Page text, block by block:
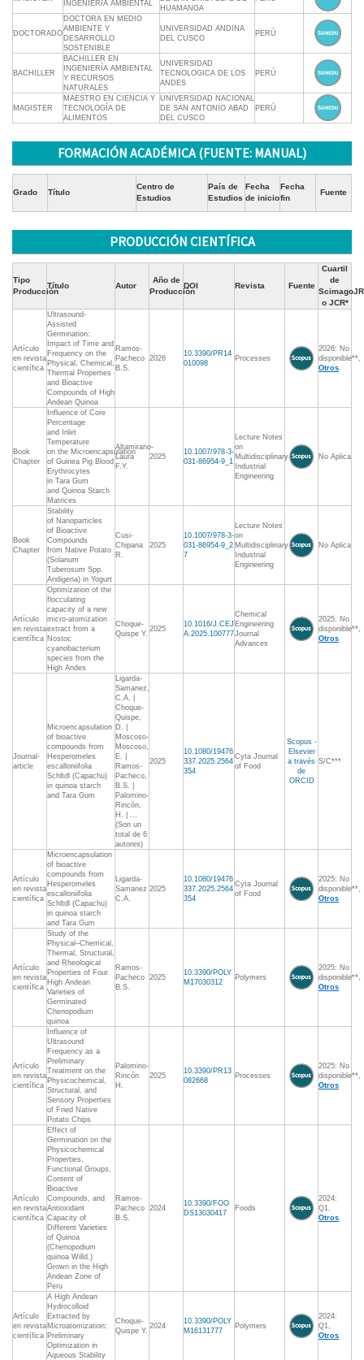
INGENIERIA AMBIENTAL
HUAMANGA
DOCTORADO
DOCTORA EN MEDIO
AMBIENTE Y
DESARROLLO
SOSTENIBLE
UNIVERSIDAD ANDINA
DEL CUSCO
PERÚ
BACHILLER
BACHILLER EN
INGENIERÍA AMBIENTAL
Y RECURSOS
NATURALES
UNIVERSIDAD
TECNOLOGICA DE LOS
ANDES
PERÚ
MAGISTER
MAESTRO EN CIENCIA Y
TECNOLOGÍA DE
ALIMENTOS
UNIVERSIDAD NACIONAL
DE SAN ANTONIO ABAD
DEL CUSCO
PERÚ
FORMACIÓN ACADÉMICA (FUENTE: MANUAL)
Grado Título
Centro de
Estudios
País de
Estudios
Fecha
de inicio
Fecha
fin
Fuente
PRODUCCIÓN CIENTÍFICA
Tipo
Producción
Título Autor
Año de
Producción
DOI Revista Fuente
Cuartil
de
ScimagoJR
o JCR*
Artículo
en revista
científica
Ultrasound-
Assisted
Germination:
Impact of Time and
Frequency on the
Physical, Chemical,
Thermal Properties
and Bioactive
Compounds of High
Andean Quinoa
Ramos-
Pacheco
B.S.
2026
10.3390/PR14
010098
Processes
2026: No
disponible**,
Otros
Book
Chapter
Influence of Core
Percentage
and Inlet
Temperature
on the Microencapsulation
of Guinea Pig Blood
Erythrocytes
in Tara Gum
and Quinoa Starch
Matrices
Altamirano-
Laura
F.Y.
2025
10.1007/978-3-
031-86954-9_1
Lecture Notes
on
Multidisciplinary
Industrial
Engineering
No Aplica
Book
Chapter
Stability
of Nanoparticles
of Bioactive
Compounds
from Native Potato
(Solanum
Tuberosum Spp.
Andigena) in Yogurt
Cusi-
Chipana
R.
2025
10.1007/978-3-
031-86954-9_2
7
Lecture Notes
on
Multidisciplinary
Industrial
Engineering
No Aplica
Artículo
en revista
científica
Optimization of the
flocculating
capacity of a new
micro-atomization
extract from a
Nostoc
cyanobacterium
species from the
High Andes
Choque-
Quispe Y.
2025
10.1016/J.CEJ
A.2025.100777
Chemical
Engineering
Journal
Advances
2025: No
disponible**,
Otros
Journal-
article
Microencapsulation
of bioactive
compounds from
Hesperomeles
escalloniifolia
Schltdl (Capachu)
in quinoa starch
and Tara Gum
Ligarda-
Samanez,
C.A. |
Choque-
Quispe,
D. |
Moscoso-
Moscoso,
E. |
Ramos-
Pacheco,
B.S. |
Palomino-
Rincón,
H. | ...
(Son un
total de 6
autores)
2025
10.1080/19476
337.2025.2564
354
Cyta Journal
of Food
Scopus -
Elsevier
a través
de
ORCID
S/C***
Artículo
en revista
científica
Microencapsulation
of bioactive
compounds from
Hesperomeles
escalloniifolia
Schltdl (Capachu)
in quinoa starch
and Tara Gum
Ligarda-
Samanez
C.A.
2025
10.1080/19476
337.2025.2564
354
Cyta Journal
of Food
2025: No
disponible**,
Otros
Artículo
en revista
científica
Study of the
Physical–Chemical,
Thermal, Structural,
and Rheological
Properties of Four
High Andean
Varieties of
Germinated
Chenopodium
quinoa
Ramos-
Pacheco
B.S.
2025
10.3390/POLY
M17030312
Polymers
2025: No
disponible**,
Otros
Artículo
en revista
científica
Influence of
Ultrasound
Frequency as a
Preliminary
Treatment on the
Physicochemical,
Structural, and
Sensory Properties
of Fried Native
Potato Chips
Palomino-
Rincón
H.
2025
10.3390/PR13
082668
Processes
2025: No
disponible**,
Otros
Artículo
en revista
científica
Effect of
Germination on the
Physicochemical
Properties,
Functional Groups,
Content of
Bioactive
Compounds, and
Antioxidant
Capacity of
Different Varieties
of Quinoa
(Chenopodium
quinoa Willd.)
Grown in the High
Andean Zone of
Peru
Ramos-
Pacheco
B.S.
2024
10.3390/FOO
DS13030417
Foods
2024:
Q1,
Otros
Artículo
en revista
científica
A High Andean
Hydrocolloid
Extracted by
Microatomization:
Preliminary
Optimization in
Aqueous Stability
Choque-
Quispe Y.
2024
10.3390/POLY
M16131777
Polymers
2024:
Q1,
Otros